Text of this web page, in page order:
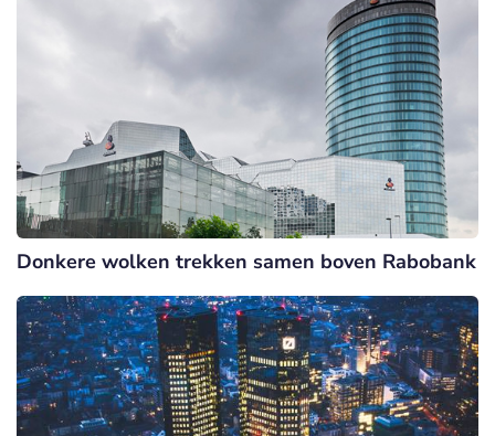
Donkere wolken trekken samen boven Rabobank